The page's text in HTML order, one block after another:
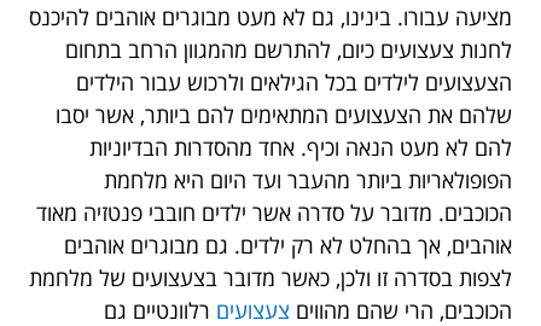
מציעה עבורו. בינינו, גם לא מעט מבוגרים אוהבים להיכנס
לחנות צעצועים כיום, להתרשם מהמגוון הרחב בתחום
הצעצועים לילדים בכל הגילאים ולרכוש עבור הילדים
שלהם את הצעצועים המתאימים להם ביותר, אשר יסבו
להם לא מעט הנאה וכיף. אחד מהסדרות הבדיוניות
הפופולאריות ביותר מהעבר ועד היום היא מלחמת
הכוכבים. מדובר על סדרה אשר ילדים חובבי פנטזיה מאוד
אוהבים, אך בהחלט לא רק ילדים. גם מבוגרים אוהבים
לצפות בסדרה זו ולכן, כאשר מדובר בצעצועים של מלחמת
הכוכבים, הרי שהם מהווים צעצועים רלוונטיים גם